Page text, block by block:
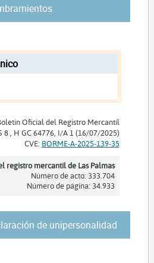
Oficial del Registro Mercantil
8 , H GC 64776, I/A 1 (16/07/2025)
CVE: BORME-A-2025-139-35
registro mercantil de Las Palmas
Número de acto: 333.704
Número de página: 34.933
de unipersonalidad